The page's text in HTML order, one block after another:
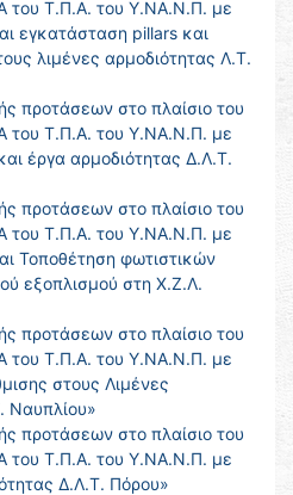
του Τ.Π.Α. του Υ.ΝΑ.Ν.Π. με
εγκατάσταση pillars και
λιμένες αρμοδιότητας Λ.Τ.
προτάσεων στο πλαίσιο του
του Τ.Π.Α. του Υ.ΝΑ.Ν.Π. με
έργα αρμοδιότητας Δ.Λ.Τ.
προτάσεων στο πλαίσιο του
του Τ.Π.Α. του Υ.ΝΑ.Ν.Π. με
Τοποθέτηση φωτιστικών
εξοπλισμού στη Χ.Ζ.Λ.
προτάσεων στο πλαίσιο του
του Τ.Π.Α. του Υ.ΝΑ.Ν.Π. με
στους Λιμένες
Ναυπλίου»
προτάσεων στο πλαίσιο του
του Τ.Π.Α. του Υ.ΝΑ.Ν.Π. με
Δ.Λ.Τ. Πόρου»